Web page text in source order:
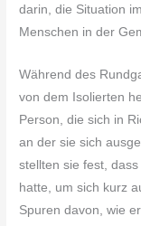
darin, die Situation
Menschen in der
Während des
von dem Isolierten
Person, die sich in
an der sie sich
stellten sie fest,
hatte, um sich kurz
Spuren davon, wie